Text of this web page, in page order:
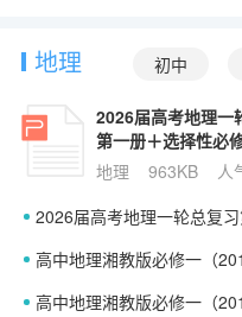
地理 初中
2026届高考地理一
第一册＋选择性必
害课件
地理 963KB 人
2026届高考地理一轮总复习第1部分自然地理必修第
高中地理湘教版必修一（2019）
高中地理湘教版必修一（2019）第一章第